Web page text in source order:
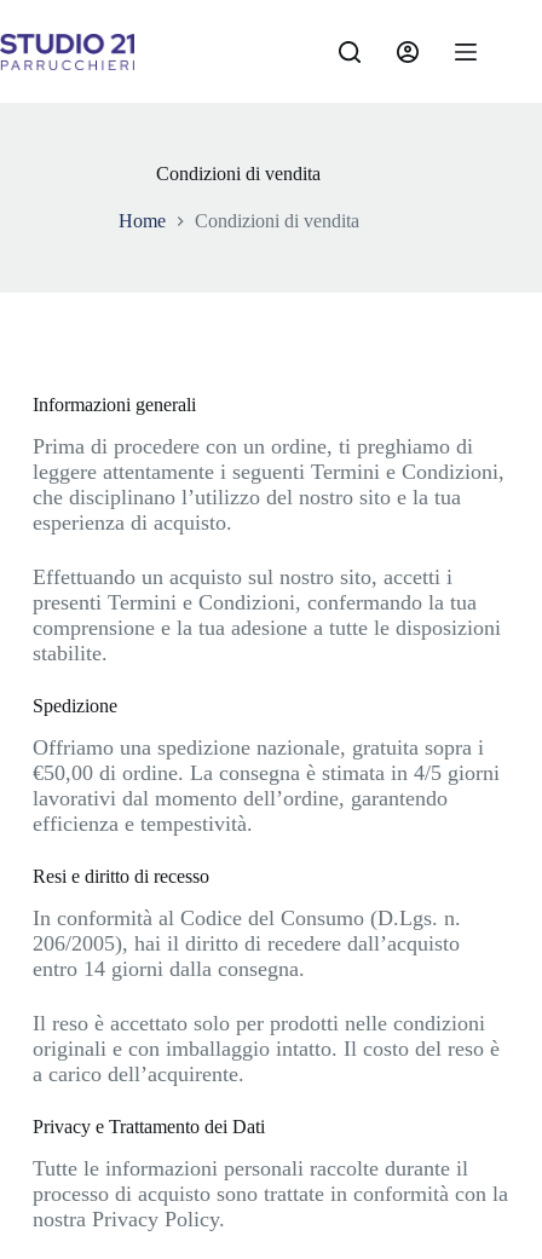
Condizioni di vendita
Home Condizioni di vendita
Informazioni generali
Prima di procedere con un ordine, ti preghiamo di
leggere attentamente i seguenti Termini e Condizioni,
che disciplinano l’utilizzo del nostro sito e la tua
esperienza di acquisto.
Effettuando un acquisto sul nostro sito, accetti i
presenti Termini e Condizioni, confermando la tua
comprensione e la tua adesione a tutte le disposizioni
stabilite.
Spedizione
Offriamo una spedizione nazionale, gratuita sopra i
€50,00 di ordine. La consegna è stimata in 4/5 giorni
lavorativi dal momento dell’ordine, garantendo
efficienza e tempestività.
Resi e diritto di recesso
In conformità al Codice del Consumo (D.Lgs. n.
206/2005), hai il diritto di recedere dall’acquisto
entro 14 giorni dalla consegna.
Il reso è accettato solo per prodotti nelle condizioni
originali e con imballaggio intatto. Il costo del reso è
a carico dell’acquirente.
Privacy e Trattamento dei Dati
Tutte le informazioni personali raccolte durante il
processo di acquisto sono trattate in conformità con la
nostra Privacy Policy.